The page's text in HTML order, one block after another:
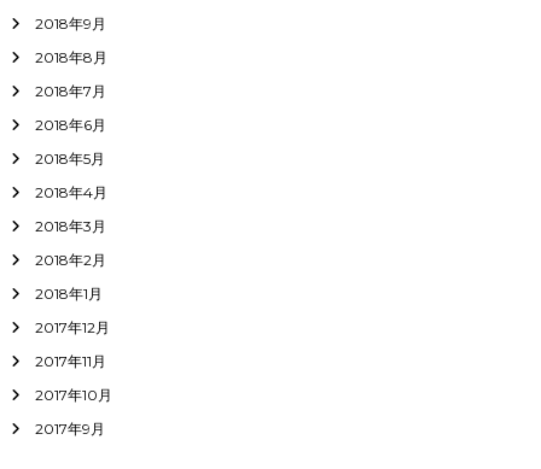
2018年9月
2018年8月
2018年7月
2018年6月
2018年5月
2018年4月
2018年3月
2018年2月
2018年1月
2017年12月
2017年11月
2017年10月
2017年9月